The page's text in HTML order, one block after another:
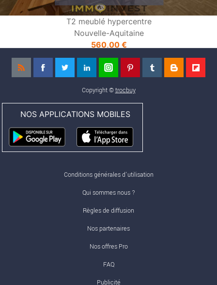
T2 meublé hypercentre
Nouvelle-Aquitaine
560,00 €
Copyright ©trocbuy
NOS APPLICATIONS MOBILES
Conditions générales d'utilisation
Qui sommes nous ?
Règles de diffusion
Nos partenaires
Nos offres Pro
FAQ
Publicité